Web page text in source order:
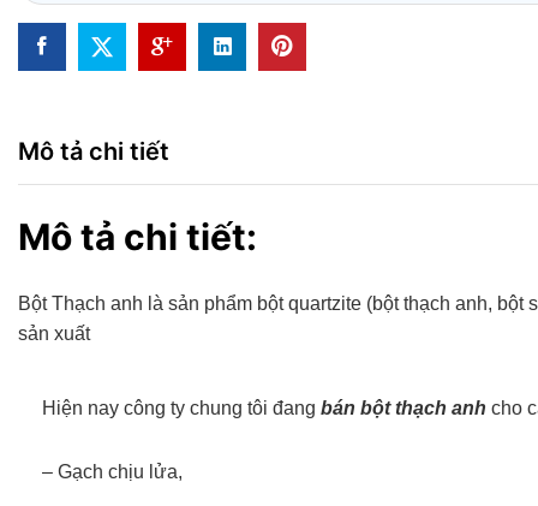
Mô tả chi tiết
Mô tả chi tiết:
Bột Thạch anh là sản phẩm bột quartzite (bột thạch anh,
sản xuất
Hiện nay công ty chung tôi đang bán bột thạch anh cho
– Gạch chịu lửa,